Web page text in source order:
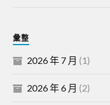
彙整
2026 年 7 月 (1)
2026 年 6 月 (2)